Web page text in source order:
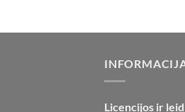
Licencijos ir